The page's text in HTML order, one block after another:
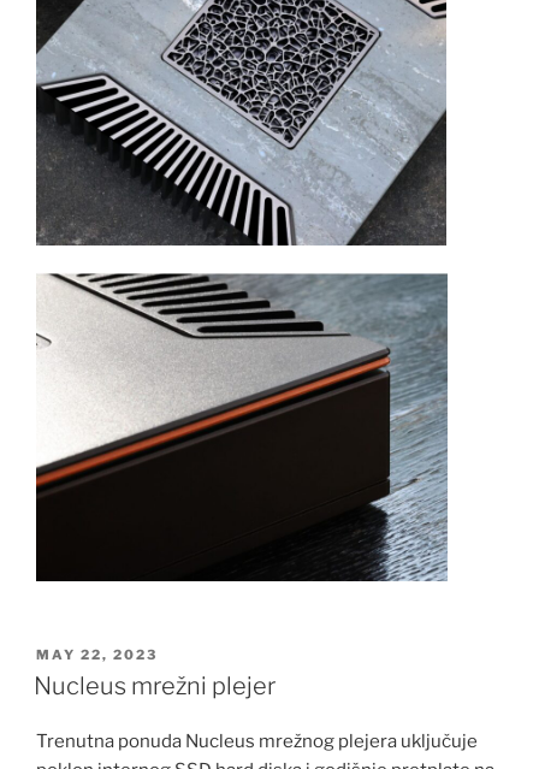
POSTED
ON
MAY 22, 2023
Nucleus mrežni plejer
Trenutna ponuda Nucleus mrežnog plejera uključuje